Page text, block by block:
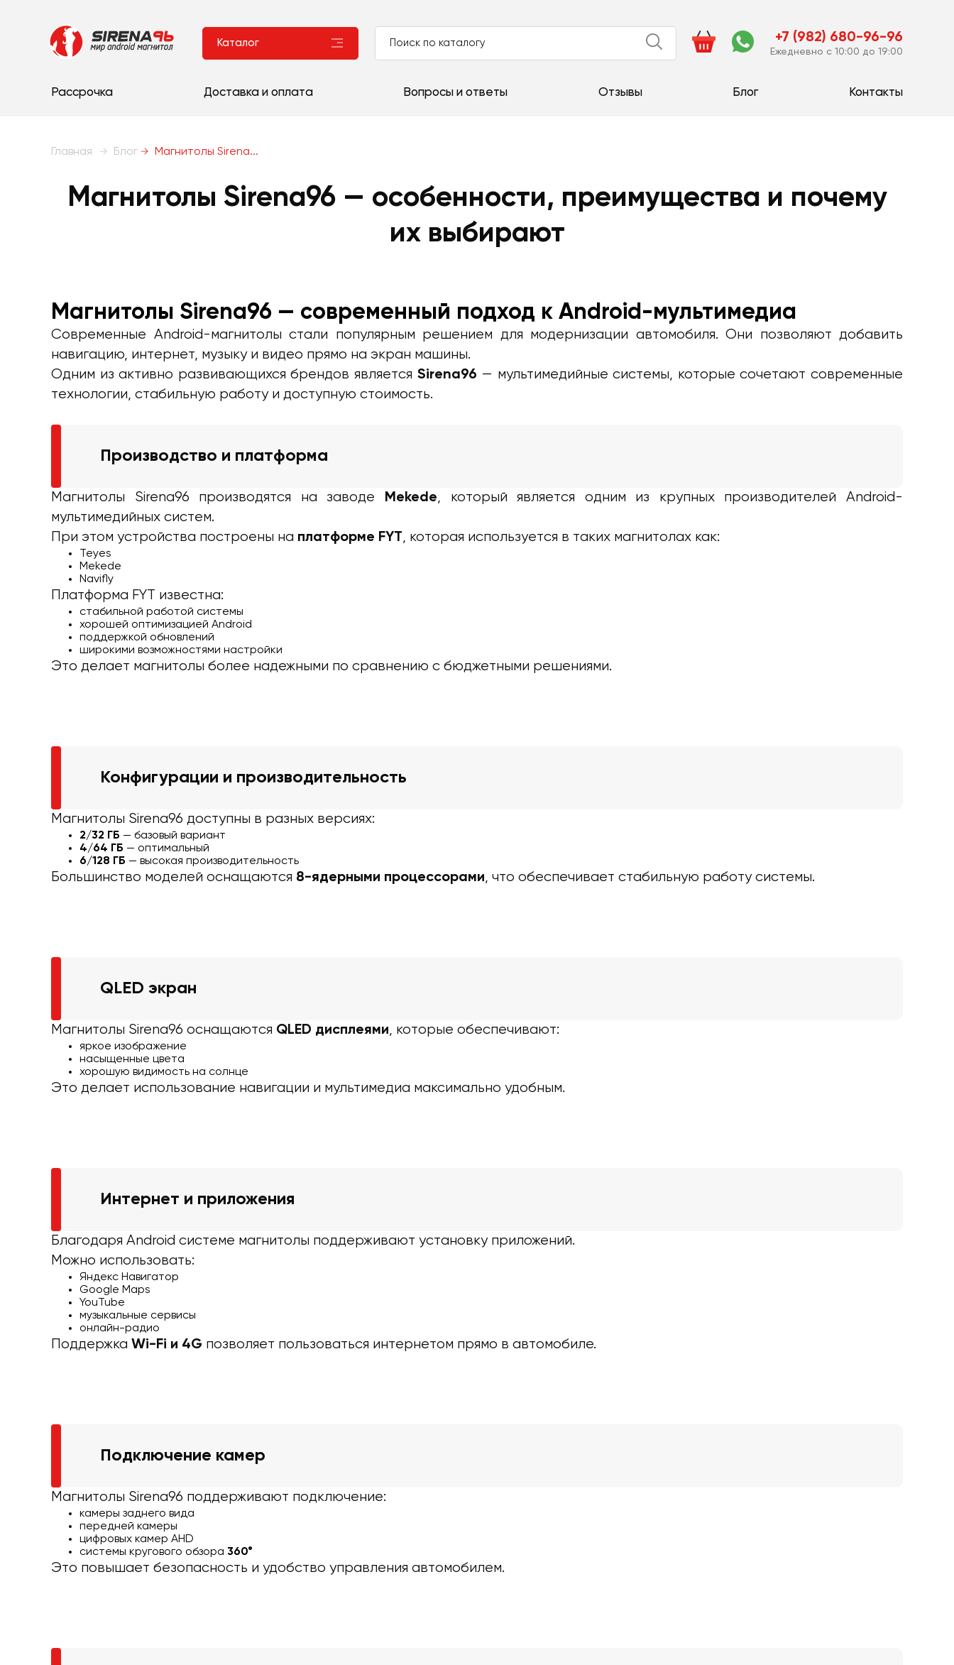
Каталог +7 (982) 680-96-96
Ежедневно с 10:00 до 19:00
Рассрочка Доставка и оплата Вопросы и ответы Отзывы Блог Контакты
Главная Блог Магнитолы Sirena...
Магнитолы Sirena96 — особенности, преимущества и почему
их выбирают
Магнитолы Sirena96 — современный подход к Android-мультимедиа
Современные Android-магнитолы стали популярным решением для модернизации автомобиля. Они позволяют добавить
навигацию, интернет, музыку и видео прямо на экран машины.
Одним из активно развивающихся брендов является Sirena96 — мультимедийные системы, которые сочетают современные
технологии, стабильную работу и доступную стоимость.
Производство и платформа
Магнитолы Sirena96 производятся на заводе Mekede, который является одним из крупных производителей Android-
мультимедийных систем.
При этом устройства построены на платформе FYT, которая используется в таких магнитолах как:
Teyes
Mekede
Navifly
Платформа FYT известна:
стабильной работой системы
хорошей оптимизацией Android
поддержкой обновлений
широкими возможностями настройки
Это делает магнитолы более надежными по сравнению с бюджетными решениями.
Конфигурации и производительность
Магнитолы Sirena96 доступны в разных версиях:
2/32 ГБ — базовый вариант
4/64 ГБ — оптимальный
6/128 ГБ — высокая производительность
Большинство моделей оснащаются 8-ядерными процессорами, что обеспечивает стабильную работу системы.
QLED экран
Магнитолы Sirena96 оснащаются QLED дисплеями, которые обеспечивают:
яркое изображение
насыщенные цвета
хорошую видимость на солнце
Это делает использование навигации и мультимедиа максимально удобным.
Интернет и приложения
Благодаря Android системе магнитолы поддерживают установку приложений.
Можно использовать:
Яндекс Навигатор
Google Maps
YouTube
музыкальные сервисы
онлайн-радио
Поддержка Wi-Fi и 4G позволяет пользоваться интернетом прямо в автомобиле.
Подключение камер
Магнитолы Sirena96 поддерживают подключение:
камеры заднего вида
передней камеры
цифровых камер AHD
системы кругового обзора 360°
Это повышает безопасность и удобство управления автомобилем.